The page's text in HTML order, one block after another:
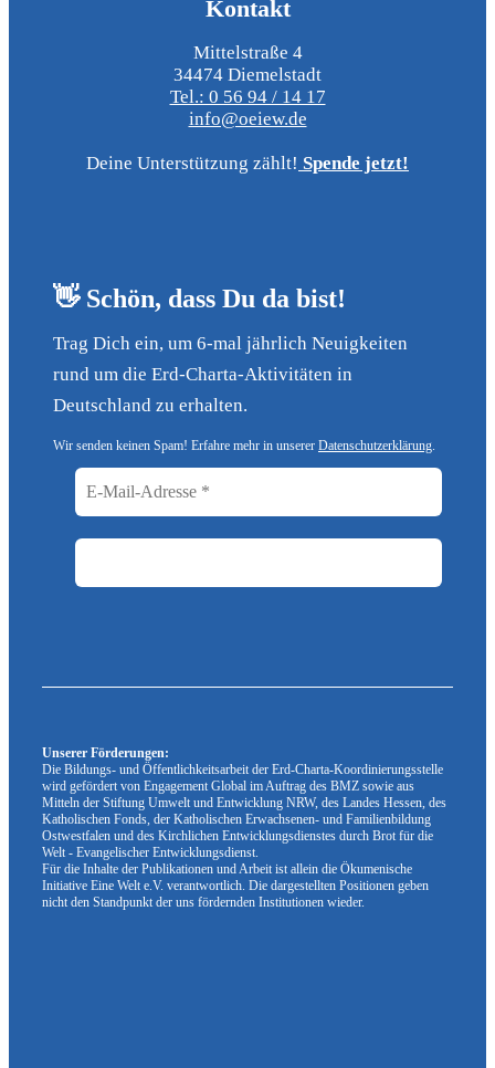
👋 Schön, dass Du da bist!
Trag Dich ein, um 6-mal jährlich Neuigkeiten
rund um die Erd-Charta-Aktivitäten in
Deutschland zu erhalten.
Wir senden keinen Spam! Erfahre mehr in unserer Datenschutzerklärung.
Kontakt
Mittelstraße 4
34474 Diemelstadt
Tel.: 0 56 94 / 14 17
info@oeiew.de
Deine Unterstützung zählt! Spende jetzt!
Unserer Förderungen:
Die Bildungs- und Öffentlichkeitsarbeit der Erd-Charta-Koordinierungsstelle
wird gefördert von Engagement Global im Auftrag des BMZ sowie aus
Mitteln der Stiftung Umwelt und Entwicklung NRW, des Landes Hessen, des
Katholischen Fonds, der Katholischen Erwachsenen- und Familienbildung
Ostwestfalen und des Kirchlichen Entwicklungsdienstes durch Brot für die
Welt - Evangelischer Entwicklungsdienst.
Für die Inhalte der Publikationen und Arbeit ist allein die Ökumenische
Initiative Eine Welt e.V. verantwortlich. Die dargestellten Positionen geben
nicht den Standpunkt der uns fördernden Institutionen wieder.